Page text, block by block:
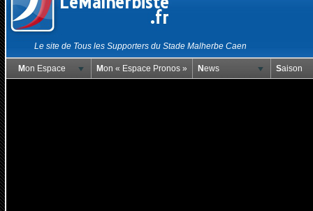
Le site de Tous les Supporters du Stade Malherbe Caen
Mon Espace Mon « Espace Pronos » News Saison